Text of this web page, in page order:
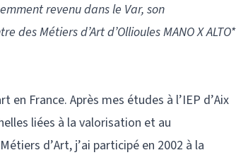
revenu dans le Var, son
Métiers d’Art d’Ollioules MANO X ALTO*
France. Après mes études à l’IEP d’Aix
liées à la valorisation et au
d’Art, j’ai participé en 2002 à la